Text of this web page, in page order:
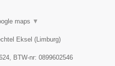
maps ▼
Eksel (Limburg)
, BTW-nr: 0899602546